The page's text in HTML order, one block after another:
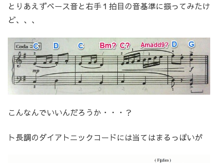
とりあえずベース音と右手１拍目の音基準に振ってみたけ
ど、、、
こんなんでいいんだろうか・・・？
ト長調のダイアトニックコードには当てはまるっぽいが